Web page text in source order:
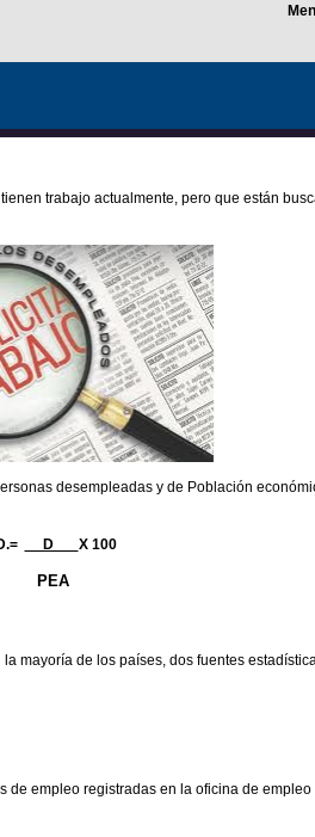
trabajo actualmente, pero que están
desempleadas y de Población
D X 100
PEA
mayoría de los países, dos fuentes
empleo registradas en la oficina de empleo